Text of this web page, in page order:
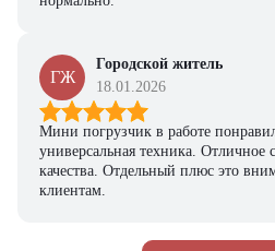
ГЖ
Городской житель
18.01.2026
Мини погрузчик в работе
универсальная техника.
качества. Отдельный плюс это
клиентам.